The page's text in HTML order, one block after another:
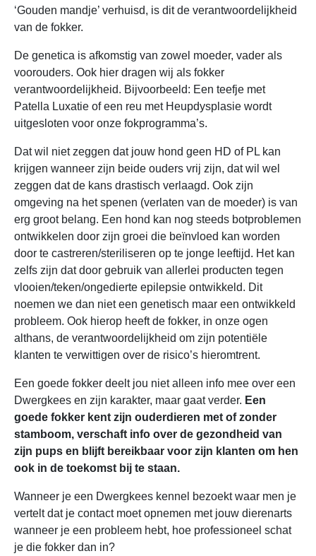
‘Gouden mandje’ verhuisd, is dit de verantwoordelijkheid
van de fokker.
De genetica is afkomstig van zowel moeder, vader als
voorouders. Ook hier dragen wij als fokker
verantwoordelijkheid. Bijvoorbeeld: Een teefje met
Patella Luxatie of een reu met Heupdysplasie wordt
uitgesloten voor onze fokprogramma’s.
Dat wil niet zeggen dat jouw hond geen HD of PL kan
krijgen wanneer zijn beide ouders vrij zijn, dat wil wel
zeggen dat de kans drastisch verlaagd. Ook zijn
omgeving na het spenen (verlaten van de moeder) is van
erg groot belang. Een hond kan nog steeds botproblemen
ontwikkelen door zijn groei die beïnvloed kan worden
door te castreren/steriliseren op te jonge leeftijd. Het kan
zelfs zijn dat door gebruik van allerlei producten tegen
vlooien/teken/ongedierte epilepsie ontwikkeld. Dit
noemen we dan niet een genetisch maar een ontwikkeld
probleem. Ook hierop heeft de fokker, in onze ogen
althans, de verantwoordelijkheid om zijn potentiële
klanten te verwittigen over de risico’s hieromtrent.
Een goede fokker deelt jou niet alleen info mee over een
Dwergkees en zijn karakter, maar gaat verder. Een
goede fokker kent zijn ouderdieren met of zonder
stamboom, verschaft info over de gezondheid van
zijn pups en blijft bereikbaar voor zijn klanten om hen
ook in de toekomst bij te staan.
Wanneer je een Dwergkees kennel bezoekt waar men je
vertelt dat je contact moet opnemen met jouw dierenarts
wanneer je een probleem hebt, hoe professioneel schat
je die fokker dan in?